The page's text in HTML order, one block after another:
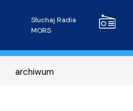
Radio
Słuchaj Radia
MORS
archiwum